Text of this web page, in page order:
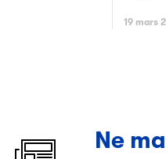
19 mars
Ne